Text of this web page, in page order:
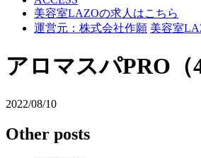
美容室LAZOの求人はこちら
運営元：株式会社作願 美容室
アロマスパPRO（
2022/08/10
Other posts